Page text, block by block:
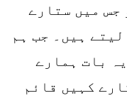
جس میں ستارے
ہیں۔ جب ہم
بات ہمارے
کہیں قائم